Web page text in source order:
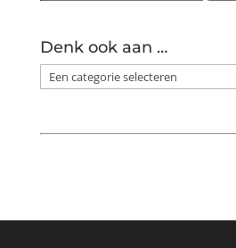
Denk ook aan …